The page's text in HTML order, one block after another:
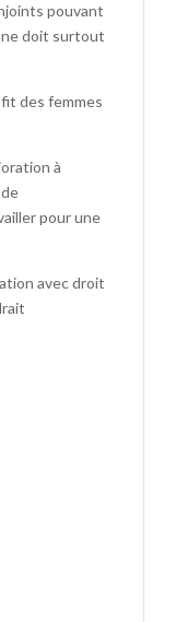
pouvant
ne doit surtout
des femmes
à
pour une
avec droit